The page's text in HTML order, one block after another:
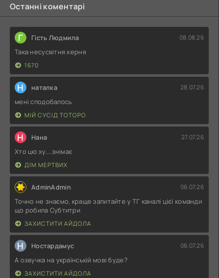
Останні коментарі
Г Гість Людмила 08.08.26
Така несусвітня херня
1670
Н наталка 28.07.26
мені сподобалось
МІЙ СУСІД ТОТОРО
Н Нана 27.07.26
Хто цю ху....знімає
ДІМ МЕРТВИХ
AdminAdmin 06.07.26
Точно не знаємо, краще запитайте у ТГ каналі цієї команди
що робила Субтитри
ЗАХИСТИТИ АЙДОЛА
Н Ностардамус 06.07.26
А озвучка на українській мові буде?
ЗАХИСТИТИ АЙДОЛА